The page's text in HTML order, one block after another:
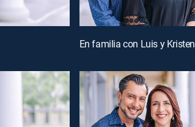
En familia con Luis y Kristen